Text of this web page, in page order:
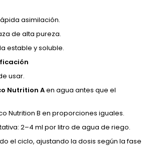
asimilación.
de alta pureza.
estable y soluble.
usar.
Nutrition Aen agua antes que el
Nutrition B en proporciones iguales.
2–4 ml por litro de agua de riego.
el ciclo, ajustando la dosis según la fase